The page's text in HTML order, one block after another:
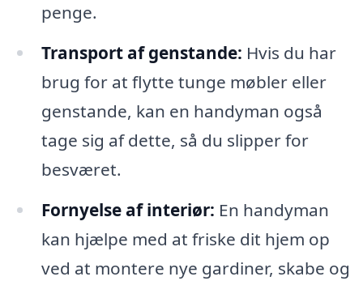
penge.
Transport af genstande: Hvis du har
brug for at flytte tunge møbler eller
genstande, kan en handyman også
tage sig af dette, så du slipper for
besværet.
Fornyelse af interiør: En handyman
kan hjælpe med at friske dit hjem op
ved at montere nye gardiner, skabe og